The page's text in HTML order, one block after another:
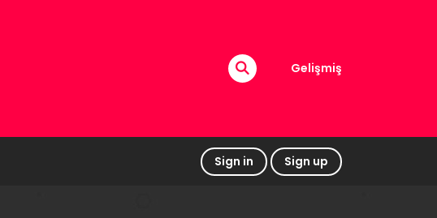
Gelişmiş
Sign in Sign up